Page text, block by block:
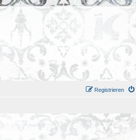
Registrieren